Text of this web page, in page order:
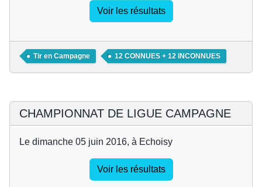
Voir les résultats
Tir en Campagne 12 CONNUES + 12 INCONNUES
CHAMPIONNAT DE LIGUE CAMPAGNE
Le dimanche 05 juin 2016, à Echoisy
Voir les résultats